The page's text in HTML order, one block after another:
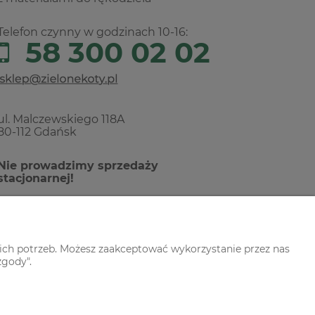
czynny w godzinach 10-16:
58 300 02 02
Malczewskiego 118A
112 Gdańsk
prowadzimy sprzedaży
potrzeb. Możesz zaakceptować wykorzystanie przez nas